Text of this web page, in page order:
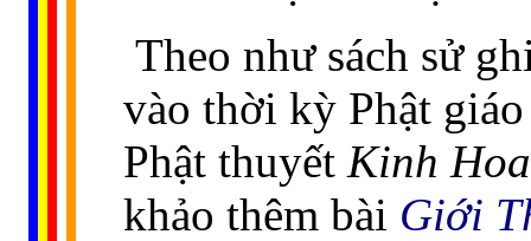
Theo như sách sử
vào thời kỳ Phật
Phật thuyết Kinh
khảo thêm bài Giới